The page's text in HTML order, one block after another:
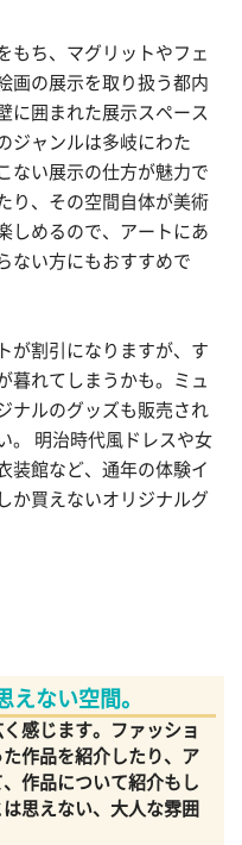
もち、マグリットやフェ
画の展示を取り扱う都内
に囲まれた展示スペース
ジャンルは多岐にわた
ない展示の仕方が魅力で
り、その空間自体が美術
しめるので、アートにあ
ない方にもおすすめで
が割引になりますが、す
暮れてしまうかも。ミュ
ナルのグッズも販売され
。 明治時代風ドレスや女
装館など、通年の体験イ
か買えないオリジナルグ
ない空間。
感じます。ファッショ
作品を紹介したり、ア
作品について紹介もし
思えない、大人な雰囲